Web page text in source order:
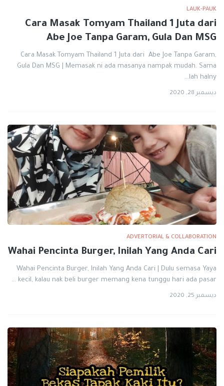
LAUK-PAUK
Cara Masak Tomyam Thailand 1 Juta dari
Abe Joe Tanpa Garam, Gula Dan MSG
Cara Masak Tomyam Thailand 1 Juta dari Abe Joe Tanpa Garam,
Gula Dan MSG | Memasak ni ada masanya nampak mudah. Sama
lah halny…
ديسمبر 28, 2020
ADVERTORIAL & COLLABORATION
Wahai Pencinta Burger, Inilah Yang Anda Cari
Wahai Pencinta Burger, Inilah Yang Anda Cari | Dulu semasa Yaya
kecil, kalau nak beli burger memang kena tunggu hari ada pasar …
ديسمبر 25, 2020